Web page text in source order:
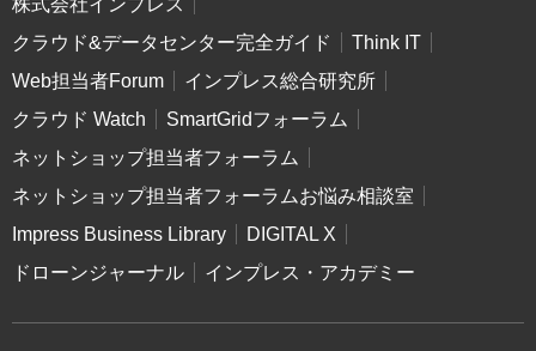
株式会社インプレス
クラウド&データセンター完全ガイド
Think IT
Web担当者Forum
インプレス総合研究所
クラウド Watch
SmartGridフォーラム
ネットショップ担当者フォーラム
ネットショップ担当者フォーラムお悩み相談室
Impress Business Library
DIGITAL X
ドローンジャーナル
インプレス・アカデミー